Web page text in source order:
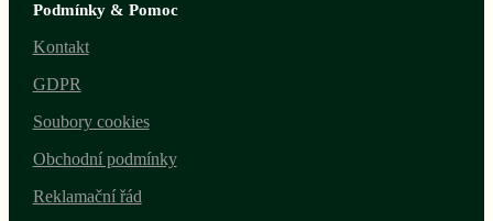
Podmínky & Pomoc
Kontakt
GDPR
Soubory cookies
Obchodní podmínky
Reklamační řád